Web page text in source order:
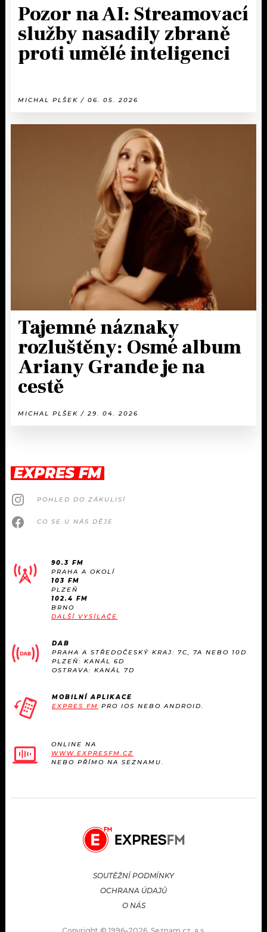
Pozor na AI: Streamovací
služby nasadily zbraně
proti umělé inteligenci
MICHAL PLŠEK / 06. 05. 2026
Tajemné náznaky
rozluštěny: Osmé album
Ariany Grande je na
cestě
MICHAL PLŠEK / 29. 04. 2026
EXPRES FM
POHLED DO ZÁKULISÍ
CO SE U NÁS DĚJE
90.3 FM
PRAHA A OKOLÍ
103 FM
PLZEŇ
102.4 FM
BRNO
DALŠÍ VYSÍLAČE
DAB
PRAHA A STŘEDOČESKÝ KRAJ: 7C, 7A NEBO 10D
PLZEŇ: KANÁL 6D
OSTRAVA: KANÁL 7D
MOBILNÍ APLIKACE
EXPRES FM PRO IOS NEBO ANDROID.
ONLINE NA
WWW.EXPRESFM.CZ
NEBO PŘÍMO NA SEZNAMU.
SOUTĚŽNÍ PODMÍNKY
OCHRANA ÚDAJŮ
O NÁS